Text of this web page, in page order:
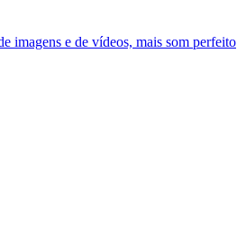
imagens e de vídeos, mais som perfeito